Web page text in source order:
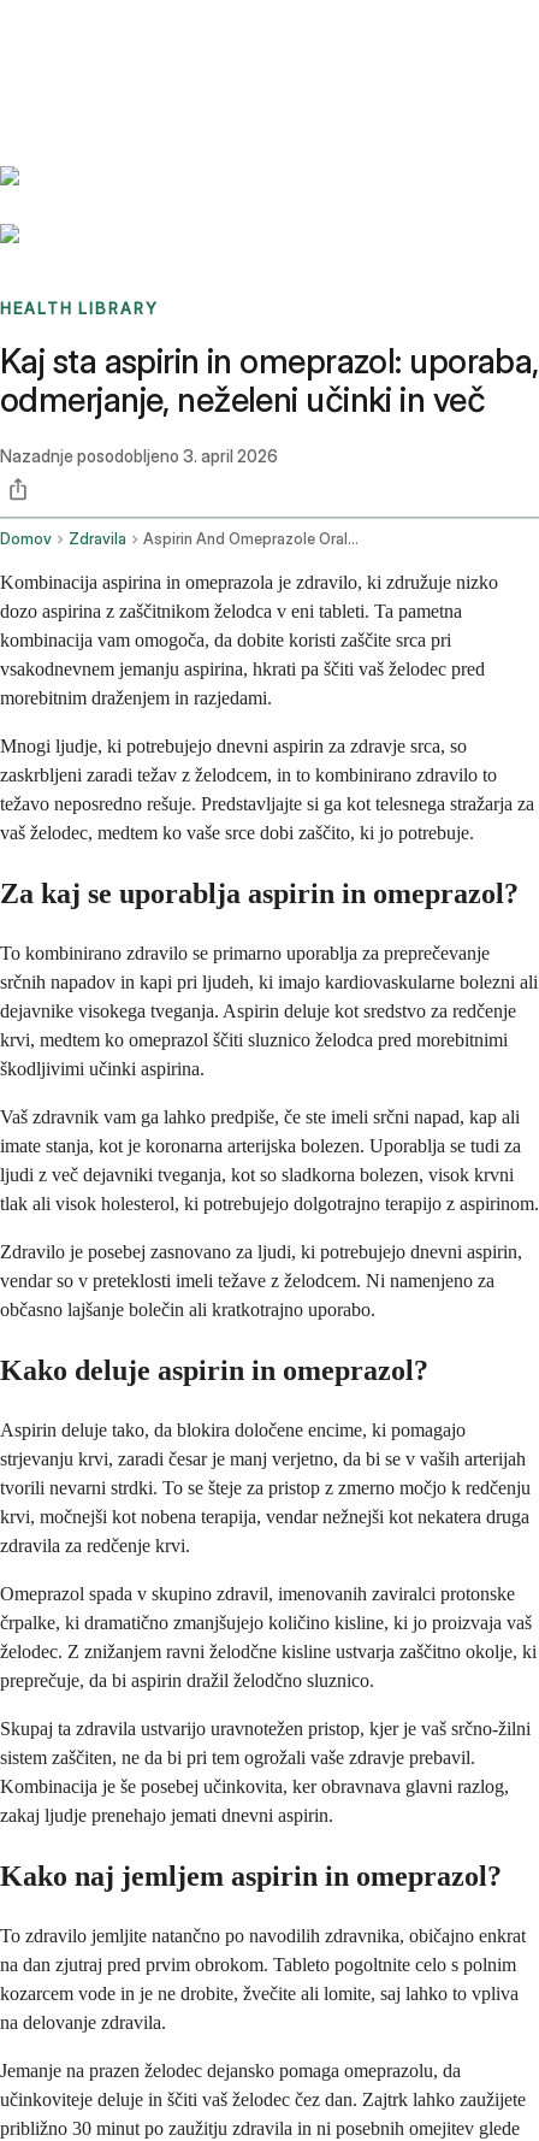
HEALTH LIBRARY
Kaj sta aspirin in omeprazol: uporaba,
odmerjanje, neželeni učinki in več
Nazadnje posodobljeno 3. april 2026
Domov Zdravila Aspirin And Omeprazole Oral Route
Kombinacija aspirina in omeprazola je zdravilo, ki združuje nizko
dozo aspirina z zaščitnikom želodca v eni tableti. Ta pametna
kombinacija vam omogoča, da dobite koristi zaščite srca pri
vsakodnevnem jemanju aspirina, hkrati pa ščiti vaš želodec pred
morebitnim draženjem in razjedami.
Mnogi ljudje, ki potrebujejo dnevni aspirin za zdravje srca, so
zaskrbljeni zaradi težav z želodcem, in to kombinirano zdravilo to
težavo neposredno rešuje. Predstavljajte si ga kot telesnega stražarja za
vaš želodec, medtem ko vaše srce dobi zaščito, ki jo potrebuje.
Za kaj se uporablja aspirin in omeprazol?
To kombinirano zdravilo se primarno uporablja za preprečevanje
srčnih napadov in kapi pri ljudeh, ki imajo kardiovaskularne bolezni ali
dejavnike visokega tveganja. Aspirin deluje kot sredstvo za redčenje
krvi, medtem ko omeprazol ščiti sluznico želodca pred morebitnimi
škodljivimi učinki aspirina.
Vaš zdravnik vam ga lahko predpiše, če ste imeli srčni napad, kap ali
imate stanja, kot je koronarna arterijska bolezen. Uporablja se tudi za
ljudi z več dejavniki tveganja, kot so sladkorna bolezen, visok krvni
tlak ali visok holesterol, ki potrebujejo dolgotrajno terapijo z aspirinom.
Zdravilo je posebej zasnovano za ljudi, ki potrebujejo dnevni aspirin,
vendar so v preteklosti imeli težave z želodcem. Ni namenjeno za
občasno lajšanje bolečin ali kratkotrajno uporabo.
Kako deluje aspirin in omeprazol?
Aspirin deluje tako, da blokira določene encime, ki pomagajo
strjevanju krvi, zaradi česar je manj verjetno, da bi se v vaših arterijah
tvorili nevarni strdki. To se šteje za pristop z zmerno močjo k redčenju
krvi, močnejši kot nobena terapija, vendar nežnejši kot nekatera druga
zdravila za redčenje krvi.
Omeprazol spada v skupino zdravil, imenovanih zaviralci protonske
črpalke, ki dramatično zmanjšujejo količino kisline, ki jo proizvaja vaš
želodec. Z znižanjem ravni želodčne kisline ustvarja zaščitno okolje, ki
preprečuje, da bi aspirin dražil želodčno sluznico.
Skupaj ta zdravila ustvarijo uravnotežen pristop, kjer je vaš srčno-žilni
sistem zaščiten, ne da bi pri tem ogrožali vaše zdravje prebavil.
Kombinacija je še posebej učinkovita, ker obravnava glavni razlog,
zakaj ljudje prenehajo jemati dnevni aspirin.
Kako naj jemljem aspirin in omeprazol?
To zdravilo jemljite natančno po navodilih zdravnika, običajno enkrat
na dan zjutraj pred prvim obrokom. Tableto pogoltnite celo s polnim
kozarcem vode in je ne drobite, žvečite ali lomite, saj lahko to vpliva
na delovanje zdravila.
Jemanje na prazen želodec dejansko pomaga omeprazolu, da
učinkoviteje deluje in ščiti vaš želodec čez dan. Zajtrk lahko zaužijete
približno 30 minut po zaužitju zdravila in ni posebnih omejitev glede